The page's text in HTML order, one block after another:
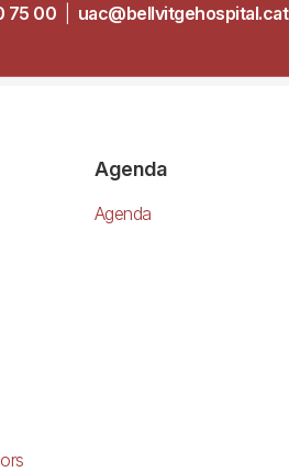
75 00 uac@bellvitgehospital.cat
Agenda
Agenda